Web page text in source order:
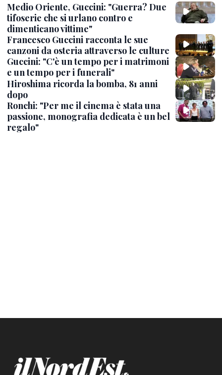
Medio Oriente, Guccini: "Guerra? Due
tifoserie che si urlano contro e
dimenticano vittime"
Francesco Guccini racconta le sue
canzoni da osteria attraverso le culture
Guccini: "C'è un tempo per i matrimoni
e un tempo per i funerali"
Hiroshima ricorda la bomba, 81 anni
dopo
Ronchi: "Per me il cinema è stata una
passione, monografia dedicata è un bel
regalo"